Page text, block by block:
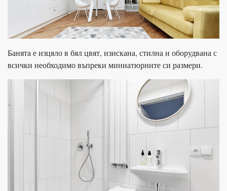
Банята е изцяло в бял цвят, изискана, стилна и оборудвана с
всички необходимо въпреки миниатюрните си размери.